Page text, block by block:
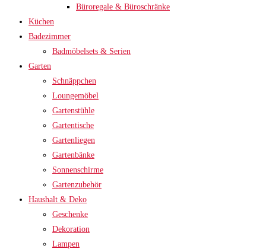
Büroregale & Büroschränke
Küchen
Badezimmer
Badmöbelsets & Serien
Garten
Schnäppchen
Loungemöbel
Gartenstühle
Gartentische
Gartenliegen
Gartenbänke
Sonnenschirme
Gartenzubehör
Haushalt & Deko
Geschenke
Dekoration
Lampen